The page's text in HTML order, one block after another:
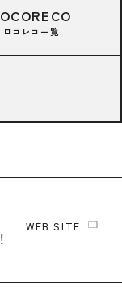
ロコレコ一覧
WEB SITE